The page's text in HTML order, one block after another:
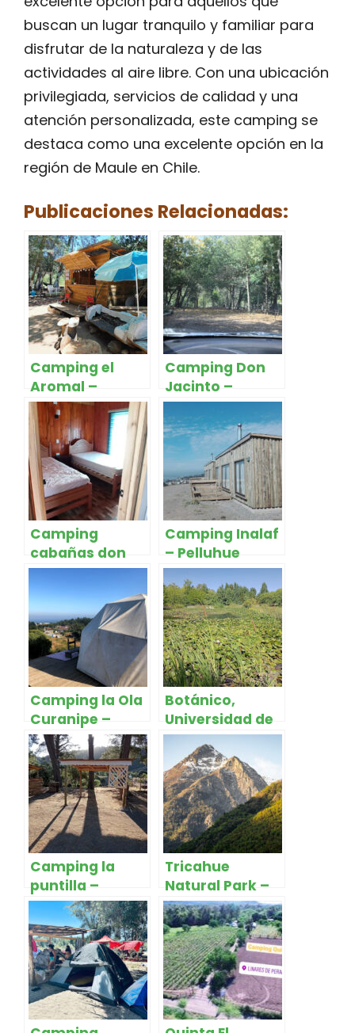
buscan un lugar tranquilo y familiar para
disfrutar de la naturaleza y de las
actividades al aire libre. Con una ubicación
privilegiada, servicios de calidad y una
atención personalizada, este camping se
destaca como una excelente opción en la
región de Maule en Chile.
Publicaciones Relacionadas:
Camping el
Aromal –
Pelluhue
Camping Don
Jacinto –
Pelluhue
Camping
cabañas don
Luis – Pelluhue
Camping Inalaf
– Pelluhue
Camping la Ola
Curanipe –
Pelluhue
Botánico,
Universidad de
Talca Garden –
Talca
Camping la
puntilla –
Linares
Tricahue
Natural Park –
San Clemente